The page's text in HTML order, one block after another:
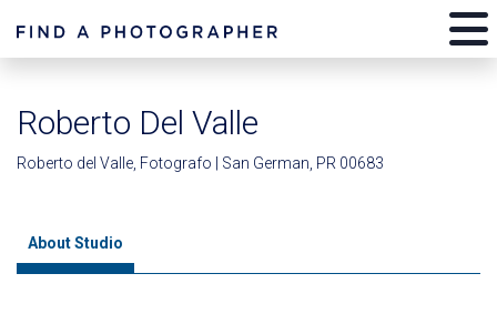
Roberto Del Valle
Roberto del Valle, Fotografo | San German, PR 00683
About Studio